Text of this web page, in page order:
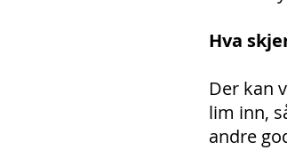
Hva
Der kan
lim inn,
andre